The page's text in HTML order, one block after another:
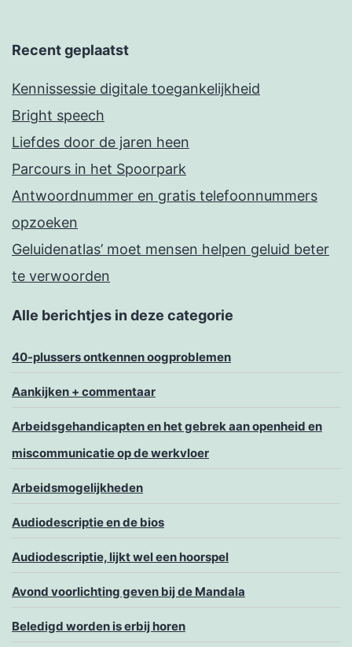
Recent geplaatst
Kennissessie digitale toegankelijkheid
Bright speech
Liefdes door de jaren heen
Parcours in het Spoorpark
Antwoordnummer en gratis telefoonnummers
opzoeken
Geluidenatlas’ moet mensen helpen geluid beter
te verwoorden
Alle berichtjes in deze categorie
40-plussers ontkennen oogproblemen
Aankijken + commentaar
Arbeidsgehandicapten en het gebrek aan openheid en
miscommunicatie op de werkvloer
Arbeidsmogelijkheden
Audiodescriptie en de bios
Audiodescriptie, lijkt wel een hoorspel
Avond voorlichting geven bij de Mandala
Beledigd worden is erbij horen